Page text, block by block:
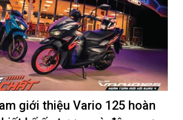
giới thiệu Vario 125 hoàn